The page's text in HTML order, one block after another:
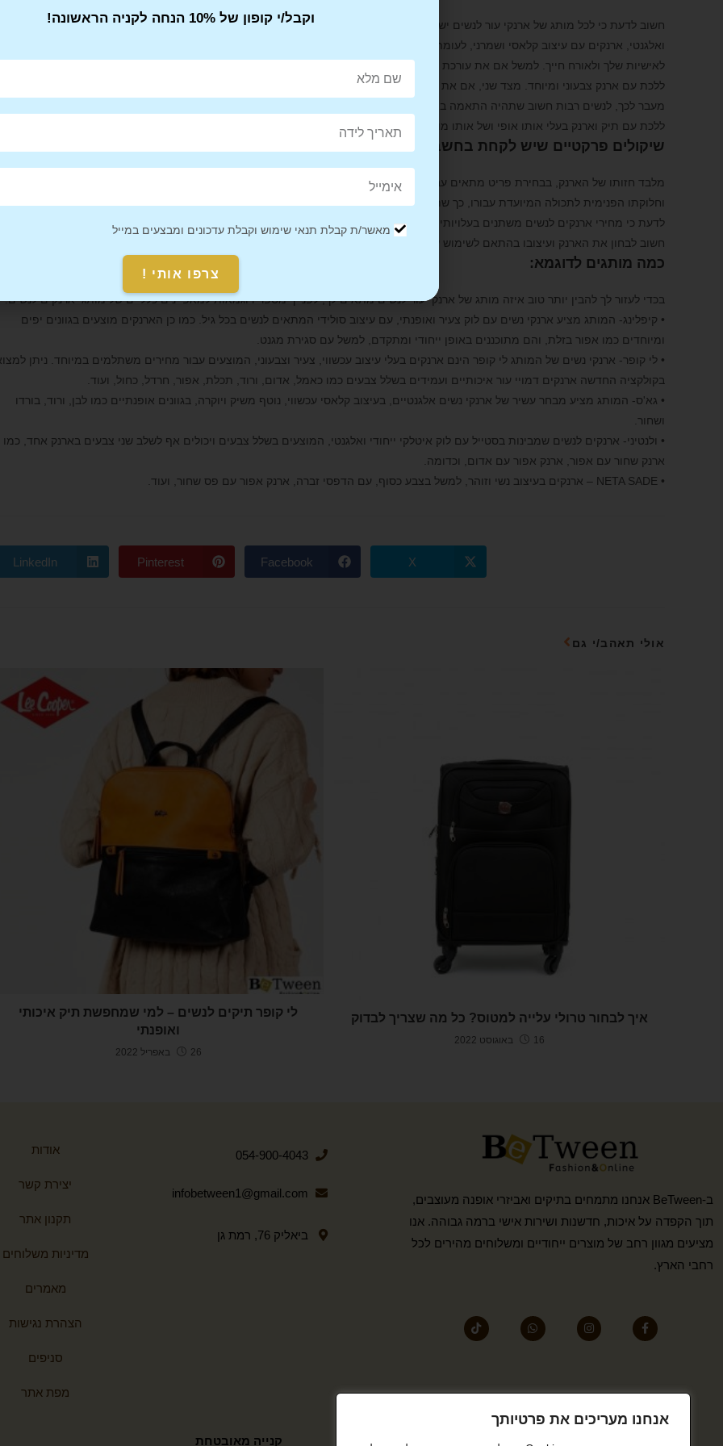
אנחנו מעריכים את פרטיותך
חשוב לדעת כי לכל מותג של ארנקי עור לנשים יש את הקטע המייחד אותו מבחינת סגנון עיצוב. למשל ניתן למצואמותגיםעם לוק נשי, מעודן
ואלגנטי, ארנקים עם עיצוב קלאסי ושמרני, לעומת ארנקים עם עיצוב צעיר, צבעוני ונועז. לכן בתור התחלה את צריכה לבחור בארנק המתאים
לאישיות שלך ולאורח חייך. למשל אם את עורכת דין רצינית או מנהלת של סניף בנק, יותר יתאים לך ללכת עם ארנק עור איכותי וסולידי מאשר
ללכת עם ארנק צבעוני ומיוחד. מצד שני, אם את סטודנטית או מנהלת משרד פרסום את בהחלט יכולה לבחור בארנקי עור עם עיצוב תוסס
מעבר לכך, לנשים רבות חשוב שתהיה התאמה בין עיצוב הארנק לעיצוב של התיק שבתוכו הן לוקחות אותו. ויתרה מכך, יש גם נשים שחשוב להן
ללכת עם תיק וארנק בעלי אותו אופי ושל אותו מותג.
שיקולים פרקטיים שיש לקחת בחשבון:
מלבד חזותו של הארנק, בבחירת פריט מתאים עבורך יש התחשב גם בכמה שיקולים פרקטיים. קודם כל חשוב לבחור בארנק שמתאים במידותיו
וחלוקתו הפנימית לתכולה המיועדת עבורו, כך שתקבלי ארנק נוח ומסודר, שקל לשלוף ממנו פריטים שונים ושייכנס בקלות לתיק שלך. בנוסף, יש
לדעת כי מחירי ארנקים לנשים משתנים בעלויותיהם בין מותג אחד לשני. לכן יש לבחור במותג המציע ארנקים במחיר שמתאים לכיסך. כמו כן
חשוב לבחון את הארנק ועיצובו בהתאם לשימוש שיעשה בו, בין אם מדובר בארנק ליומיום או ארנק לאירועים.
כמה מותגים לדוגמא:
בכדי לעזור לך להבין יותר טוב איזה מותג של ארנקי עור לנשים מתאים לך, לפנייך מספר דוגמאות למאפיינים כלליים של מותגי ארנקים לנשים:
• קיפלינג- המותג מציע ארנקי נשים עם לוק צעיר ואופנתי, עם עיצוב סולידי המתאים לנשים בכל גיל. כמו כן הארנקים מוצעים בגוונים יפים
ומיוחדים כמו אפור בזלת, והם מתוכננים באופן ייחודי ומתקדם, למשל עם סגירת מגנט.
• לי קופר- ארנקי נשים של המותג לי קופר הינם ארנקים בעלי עיצוב עכשווי, צעיר וצבעוני, המוצעים עבור מחירים משתלמים במיוחד. ניתן
בקולקציה החדשה ארנקים דמויי עור איכותיים ועמידים בשלל צבעים כמו כאמל, אדום, ורוד, תכלת, אפור, חרדל, כחול, ועוד.
• גא'ס- המותג מציע מבחר עשיר של ארנקי נשים אלגנטיים, בעיצוב קלאסי עכשווי, נוטף משיק ויוקרה, בגוונים אופנתיים כמו לבן, ורוד, בורדו
ושחור.
• ולנטיני- ארנקים לנשים שמבינות בסטייל עם לוק איטלקי ייחודי ואלגנטי, המוצעים בשלל צבעים ויכולים אף לשלב שני צבעים בארנק אחד, כמו
ארנק שחור עם אפור, ארנק אפור עם אדום, וכדומה.
• NETA SADE – ארנקים בעיצוב נשי וזוהר, למשל בצבע כסוף, עם הדפסי זברה, ארנק אפור עם פס שחור, ועוד.
X
Facebook
Pinterest
LinkedIn
אולי תאהב/י גם
לי קופר תיקים לנשים – למי שמחפשת תיק איכותי
ואופנתי
26 באפריל 2022
איך לבחור טרולי עלייה למטוס? כל מה שצריך לבדוק
16 באוגוסט 2022
ב-BeTween אנחנו מתמחים בתיקים ואביזרי אופנה מעוצבים,
תוך הקפדה על איכות, חדשנות ושירות אישי ברמה גבוהה. אנו
מציעים מגוון רחב של מוצרים ייחודיים ומשלוחים מהירים לכל
רחבי הארץ.
054-900-4043
infobetween1@gmail.com
ביאליק 76, רמת גן
אודות
יצירת קשר
תקנון אתר
מדיניות משלוחים
מאמרים
הצהרת נגישות
סניפים
מפת אתר
קנייה מאובטחת
וקבל/י קופון של 10% הנחה לקניה הראשונה!
מאשר/ת קבלת תנאי שימוש וקבלת עדכונים ומבצעים במייל
צרפו אותי !